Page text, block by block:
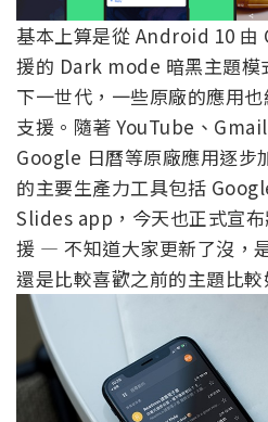
基本上算是從 Android 10 由
援的 Dark mode 暗黑主題模
下一世代，一些原廠的應用
支援。隨著 YouTube、
Google 日曆等原廠應用逐步
的主要生產力工具包括
Slides app，今天也正式宣
援 — 不知道大家更新了沒，
還是比較喜歡之前的主題比較